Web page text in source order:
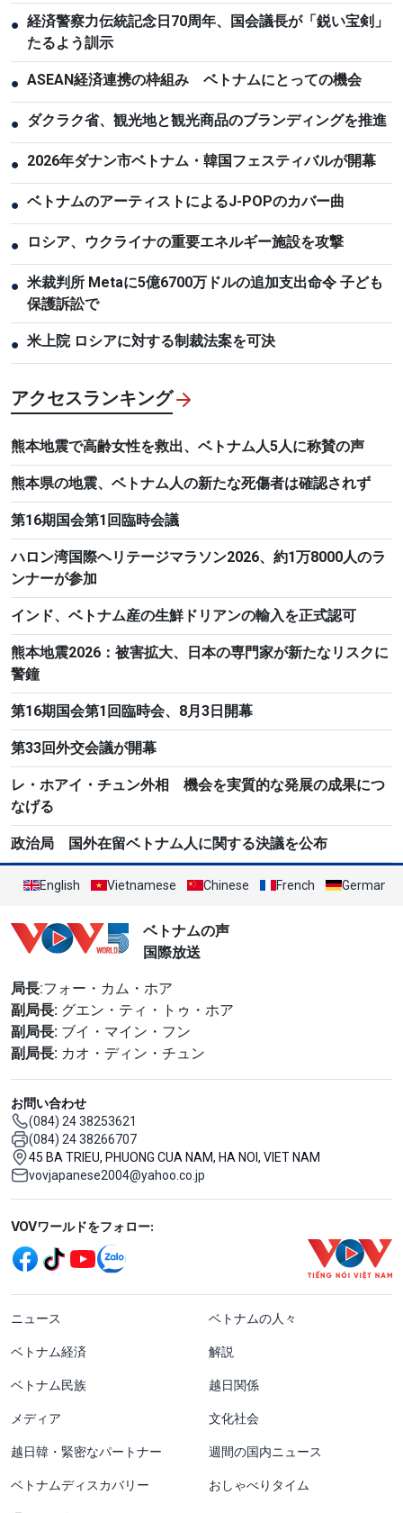
● 経済警察力伝統記念日70周年、国会議長が「鋭い宝剣」
たるよう訓示
● ASEAN経済連携の枠組み ベトナムにとっての機会
● ダクラク省、観光地と観光商品のブランディングを推進
● 2026年ダナン市ベトナム・韓国フェスティバルが開幕
● ベトナムのアーティストによるJ-POPのカバー曲
● ロシア、ウクライナの重要エネルギー施設を攻撃
● 米裁判所 Metaに5億6700万ドルの追加支出命令 子ども
保護訴訟で
● 米上院 ロシアに対する制裁法案を可決
アクセスランキング
熊本地震で高齢女性を救出、ベトナム人5人に称賛の声
熊本県の地震、ベトナム人の新たな死傷者は確認されず
第16期国会第1回臨時会議
ハロン湾国際ヘリテージマラソン2026、約1万8000人のラ
ンナーが参加
インド、ベトナム産の生鮮ドリアンの輸入を正式認可
熊本地震2026：被害拡大、日本の専門家が新たなリスクに
警鐘
第16期国会第1回臨時会、8月3日開幕
第33回外交会議が開幕
レ・ホアイ・チュン外相 機会を実質的な発展の成果につ
なげる
政治局 国外在留ベトナム人に関する決議を公布
English Vietnamese Chinese French German
ベトナムの声
国際放送
局長:フォー・カム・ホア
副局長: グエン・ティ・トゥ・ホア
副局長: ブイ・マイン・フン
副局長: カオ・ディン・チュン
お問い合わせ
(084) 24 38253621
(084) 24 38266707
45 BA TRIEU, PHUONG CUA NAM, HA NOI, VIET NAM
vovjapanese2004@yahoo.co.jp
Mạng xã hội
VOVワールドをフォロー:
menu footer tiếng Nhật
ニュース ベトナムの人々
ベトナム経済 解説
ベトナム民族 越日関係
メディア 文化社会
越日韓・緊密なパートナー 週間の国内ニュース
ベトナムディスカバリー おしゃべりタイム